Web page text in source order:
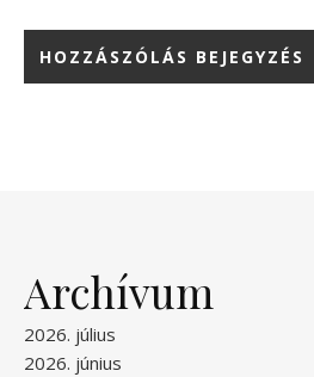
Archívum
2026. július
2026. június